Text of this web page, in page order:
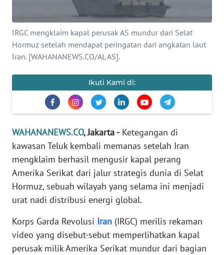
IRGC mengklaim kapal perusak AS mundur dari Selat
Hormuz setelah mendapat peringatan dari angkatan laut
Iran. [WAHANANEWS.CO/AL AS].
Ikuti Kami di:
WAHANANEWS.CO, Jakarta -Ketegangan di
kawasan Teluk kembali memanas setelah Iran
mengklaim berhasil mengusir kapal perang
Amerika Serikat dari jalur strategis dunia di Selat
Hormuz, sebuah wilayah yang selama ini menjadi
urat nadi distribusi energi global.
Korps Garda Revolusi Iran (IRGC) merilis rekaman
video yang disebut-sebut memperlihatkan kapal
perusak milik Amerika Serikat mundur dari bagian
PENDIDIKAN
OLAHRAGA
EDITORIAL
Informasi
INDEKS
BERITA
KAMI
INFO